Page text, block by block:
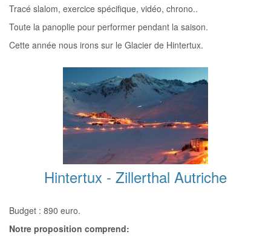
Tracé slalom, exercice spécifique, vidéo, chrono..
Toute la panoplie pour performer pendant la saison.
Cette année nous irons sur le Glacier de Hintertux.
Hintertux - Zillerthal Autriche
Budget : 890 euro.
Notre proposition comprend: